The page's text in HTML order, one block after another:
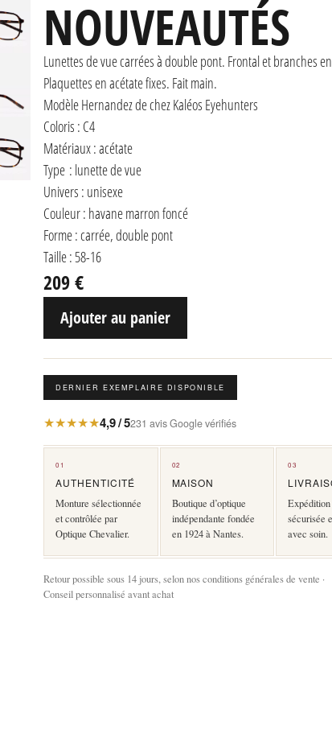
NOUVEAUTÉS
Lunettes de vue carrées à double pont. Frontal et branches
Plaquettes en acétate fixes. Fait main.
Modèle Hernandez de chez Kaléos Eyehunters
Coloris : C4
Matériaux : acétate
Type : lunette de vue
Univers : unisexe
Couleur : havane marron foncé
Forme : carrée, double pont
Taille : 58-16
209 €
Ajouter au panier
DERNIER EXEMPLAIRE DISPONIBLE
★★★★★4,9 / 5231 avis Google vérifiés
01
AUTHENTICITÉ
Monture sélectionnée
et contrôlée par
Optique Chevalier.
02
MAISON
Boutique d’optique
indépendante fondée
en 1924 à Nantes.
03
sécurisée
avec soin.
Retour possible sous 14 jours, selon nos conditions générales de vente ·
Conseil personnalisé avant achat